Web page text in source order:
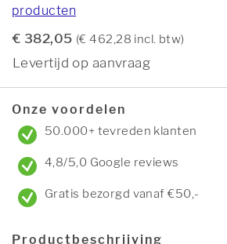
producten
€ 382,05 (€ 462,28 incl. btw)
Levertijd op aanvraag
Onze voordelen
50.000+ tevreden klanten
4,8/5,0 Google reviews
Gratis bezorgd vanaf €50,-
Productbeschrijving